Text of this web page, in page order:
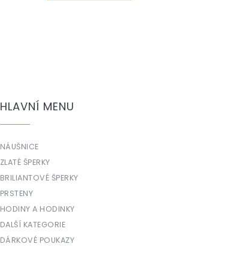
HLAVNÍ MENU
NÁUŠNICE
ZLATÉ ŠPERKY
BRILIANTOVÉ ŠPERKY
PRSTENY
HODINY A HODINKY
DALŠÍ KATEGORIE
DÁRKOVÉ POUKAZY